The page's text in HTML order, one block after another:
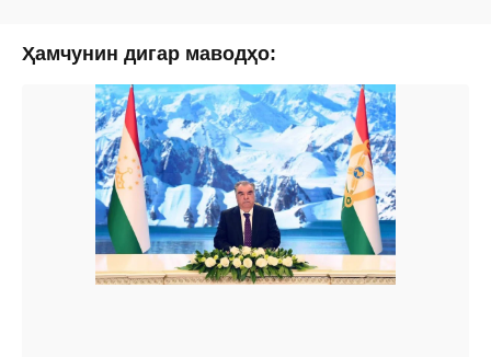
Ҳамчунин дигар маводҳо: